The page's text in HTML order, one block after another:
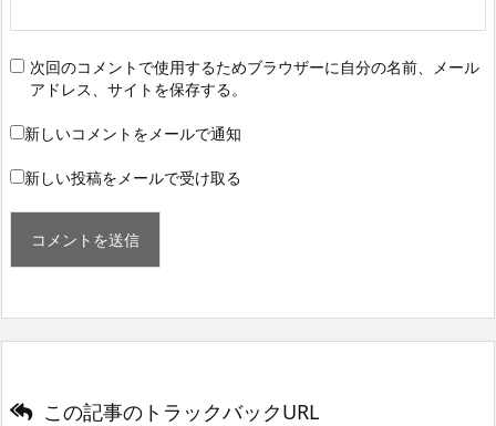
次回のコメントで使用するためブラウザーに自分の名前、メール
アドレス、サイトを保存する。
新しいコメントをメールで通知
新しい投稿をメールで受け取る
この記事のトラックバックURL